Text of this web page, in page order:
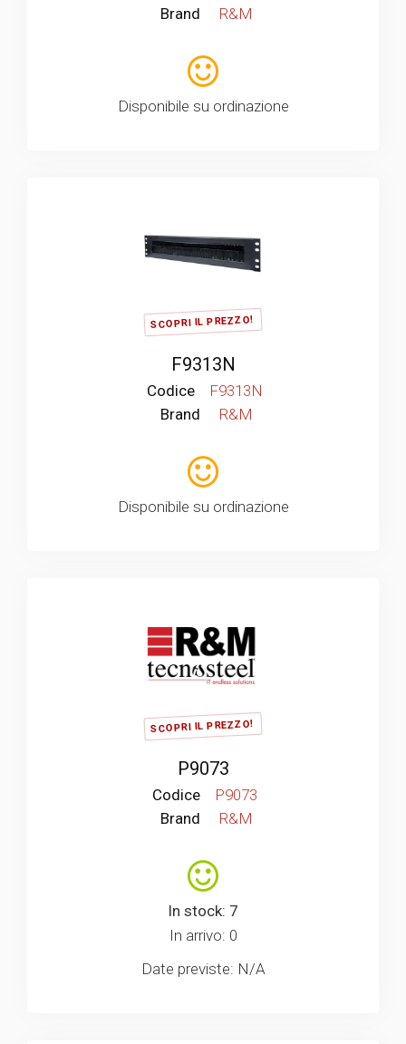
Brand
R&M
Disponibile su ordinazione
SCOPRI IL PREZZO!
F9313N
Codice
F9313N
Brand
R&M
Disponibile su ordinazione
SCOPRI IL PREZZO!
P9073
Codice
P9073
Brand
R&M
In stock: 7
In arrivo: 0
Date previste: N/A